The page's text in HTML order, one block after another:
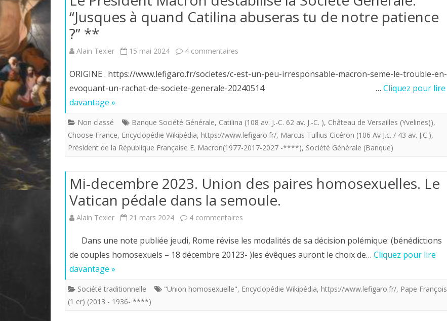
ou
non?
latine
religion
chrétienne.
trois
“Jusques à quand Catilina abuseras tu de notre patience
?” **
Alain Texier 15 mai 2024 4 commentaires
Président
déstabilise
la
“Jusques
Catilina
ORIGINE . https://www.lefigaro.fr/societes/c-est-un-peu-irresponsable-macron-seme-le-trouble-en-
evoquant-un-rachat-de-societe-generale-20240514 … Cliquez pour lire
davantage »
Non classé Banque Société Générale, Catilina (108 av. J.-C. 62 av. J.-C. ), Château de Versailles (Yvelines)),
Choose France, Encyclopédie Wikipédia, https://www.lefigaro.fr/, Marcus Tullius Cicéron (106 Av J.c. / 43 av. J.C.),
Président de la République Française E. Macron(1977-2017-2027 -****), Société Générale (Banque)
Mi-decembre 2023. Union des paires homosexuelles. Le
Vatican pédale dans la semoule.
Alain Texier 21 mars 2024 4 commentaires
decembre
Union
Dans une note publiée jeudi, Rome révise les modalités de sa décision polémique: (bénédictions
de couples homosexuels – 18 décembre 20123- )les évêques auront le choix de… Cliquez pour lire
davantage »
Société traditionnelle "Union homosexuelle", Encyclopédie Wikipédia, https://www.lefigaro.fr/, Pape François
(1 er) (2013 - 1936- ****)